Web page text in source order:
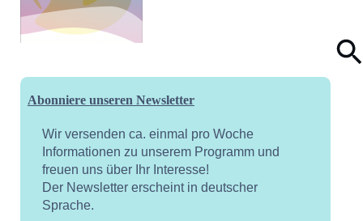
Abonniere unseren Newsletter
Wir versenden ca. einmal pro Woche
Informationen zu unserem Programm und
freuen uns über Ihr Interesse!
Der Newsletter erscheint in deutscher
Sprache.